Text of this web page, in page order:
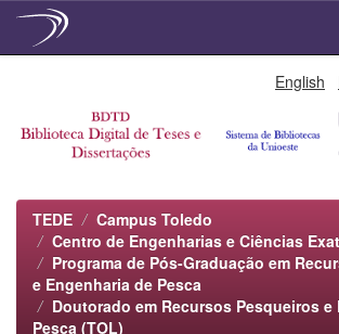
English
TEDE
Campus Toledo
Centro de Engenharias e Ciências
Programa de Pós-Graduação em
e Engenharia de Pesca
Doutorado em Recursos Pesqueiros e
Pesca (TOL)